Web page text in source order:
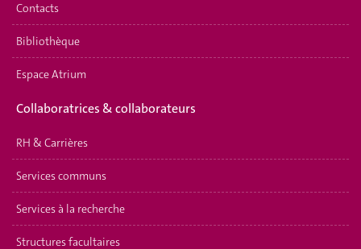
Contacts
Bibliothèque
Espace Atrium
Collaboratrices & collaborateurs
RH & Carrières
Services communs
Services à la recherche
Structures facultaires